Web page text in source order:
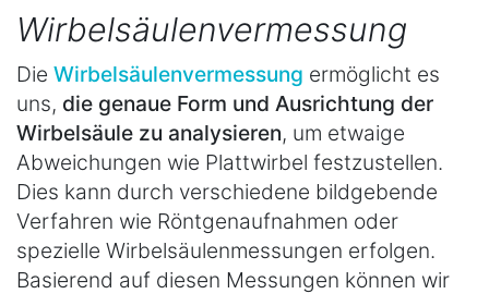
Wirbelsäulenvermessung
Die Wirbelsäulenvermessung ermöglicht es
uns, die genaue Form und Ausrichtung der
Wirbelsäule zu analysieren, um etwaige
Abweichungen wie Plattwirbel festzustellen.
Dies kann durch verschiedene bildgebende
Verfahren wie Röntgenaufnahmen oder
spezielle Wirbelsäulenmessungen erfolgen.
Basierend auf diesen Messungen können wir